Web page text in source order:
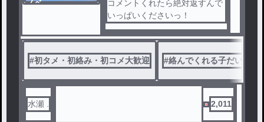
ノベ
コメントくれたら絶対返すんで
いっぱいくださいっ！
#初タメ・初絡み・初コメ大歓迎 #絡んでくれる子だいすき
水瀬 . 2,011